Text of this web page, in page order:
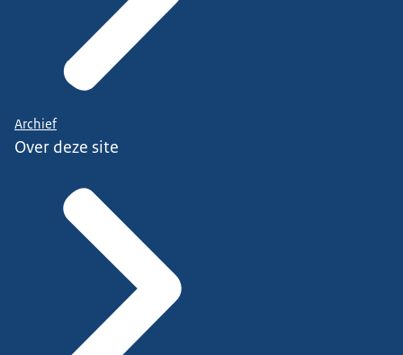
Archief
Over deze site